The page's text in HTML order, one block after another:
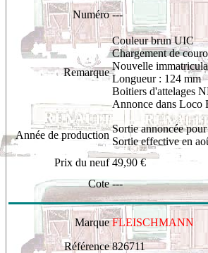
Numéro ---
Remarque
Couleur brun UIC
Chargement de
Nouvelle
Longueur : 124 mm
Boitiers d'attelages
Annonce dans Loco
Année de production
Sortie annoncée
Sortie effective en
Prix du neuf 49,90 €
Cote ---
Marque FLEISCHMANN
Référence 826711